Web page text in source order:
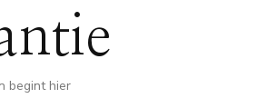
begint hier